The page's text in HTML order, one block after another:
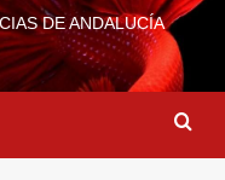
DE ANDALUCÍA